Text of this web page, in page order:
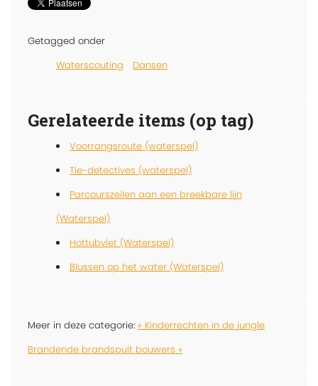
Getagged onder
Waterscouting
Dansen
Gerelateerde items (op tag)
Voorrangsroute (waterspel)
Tie-detectives (waterspel)
Parcourszeilen aan een breekbare lijn
(Waterspel)
Hottubvlet (Waterspel)
Blussen op het water (Waterspel)
Meer in deze categorie: « Kinderrechten in de jungle
Brandende brandspuit bouwers »